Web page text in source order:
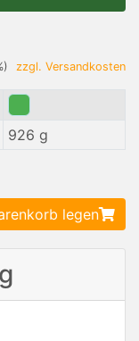
zzgl. Versandkosten
926 g
legen